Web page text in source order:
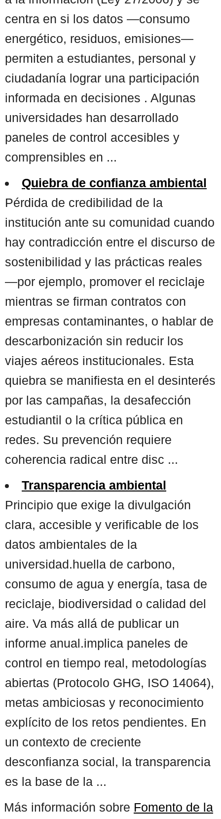
centra en si los datos —consumo
energético, residuos, emisiones—
permiten a estudiantes, personal y
ciudadanía lograr una participación
informada en decisiones . Algunas
universidades han desarrollado
paneles de control accesibles y
comprensibles en ...
Quiebra de confianza ambiental
Pérdida de credibilidad de la
institución ante su comunidad cuando
hay contradicción entre el discurso de
sostenibilidad y las prácticas reales
—por ejemplo, promover el reciclaje
mientras se firman contratos con
empresas contaminantes, o hablar de
descarbonización sin reducir los
viajes aéreos institucionales. Esta
quiebra se manifiesta en el desinterés
por las campañas, la desafección
estudiantil o la crítica pública en
redes. Su prevención requiere
coherencia radical entre disc ...
Transparencia ambiental
Principio que exige la divulgación
clara, accesible y verificable de los
datos ambientales de la
universidad.huella de carbono,
consumo de agua y energía, tasa de
reciclaje, biodiversidad o calidad del
aire. Va más allá de publicar un
informe anual.implica paneles de
control en tiempo real, metodologías
abiertas (Protocolo GHG, ISO 14064),
metas ambiciosas y reconocimiento
explícito de los retos pendientes. En
un contexto de creciente
desconfianza social, la transparencia
es la base de la ...
Más información sobre Fomento de la